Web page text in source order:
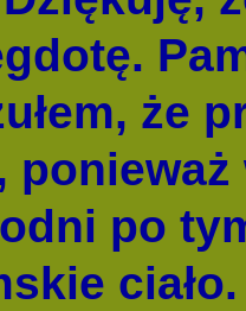
że
ponieważ
po